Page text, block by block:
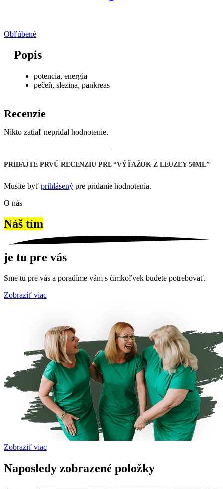
Obľúbené
Popis
potencia, energia
pečeň, slezina, pankreas
Recenzie
Nikto zatiaľ nepridal hodnotenie.
PRIDAJTE PRVÚ RECENZIU PRE “VÝŤAŽOK Z LEUZEY 50ML”
Musíte byť prihlásený pre pridanie hodnotenia.
O nás
Náš tím
je tu pre vás
Sme tu pre vás a poradíme vám s čímkoľvek budete potrebovať.
Zobraziť viac
Zobraziť viac
Naposledy zobrazené položky